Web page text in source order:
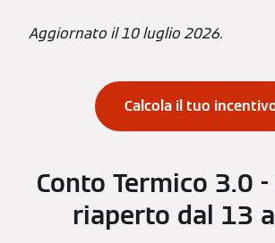
Aggiornato il 10 luglio 2026.
Calcola il tuo
Conto Termico 3.0
riaperto dal 13